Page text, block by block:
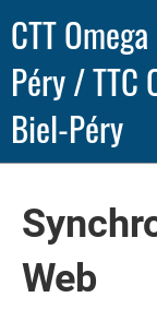
CTT
Péry / TTC
Biel-Péry
Web